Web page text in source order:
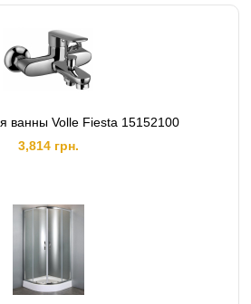
ванны Volle Fiesta 15152100
3,814 грн.